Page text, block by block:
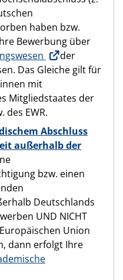
haben bzw.
Bewerbung über
der
Das Gleiche gilt für
mit
Mitgliedstaates der
des EWR.
Abschluss
außerhalb der
bzw. einen
Deutschlands
UND NICHT
Union
dann erfolgt Ihre